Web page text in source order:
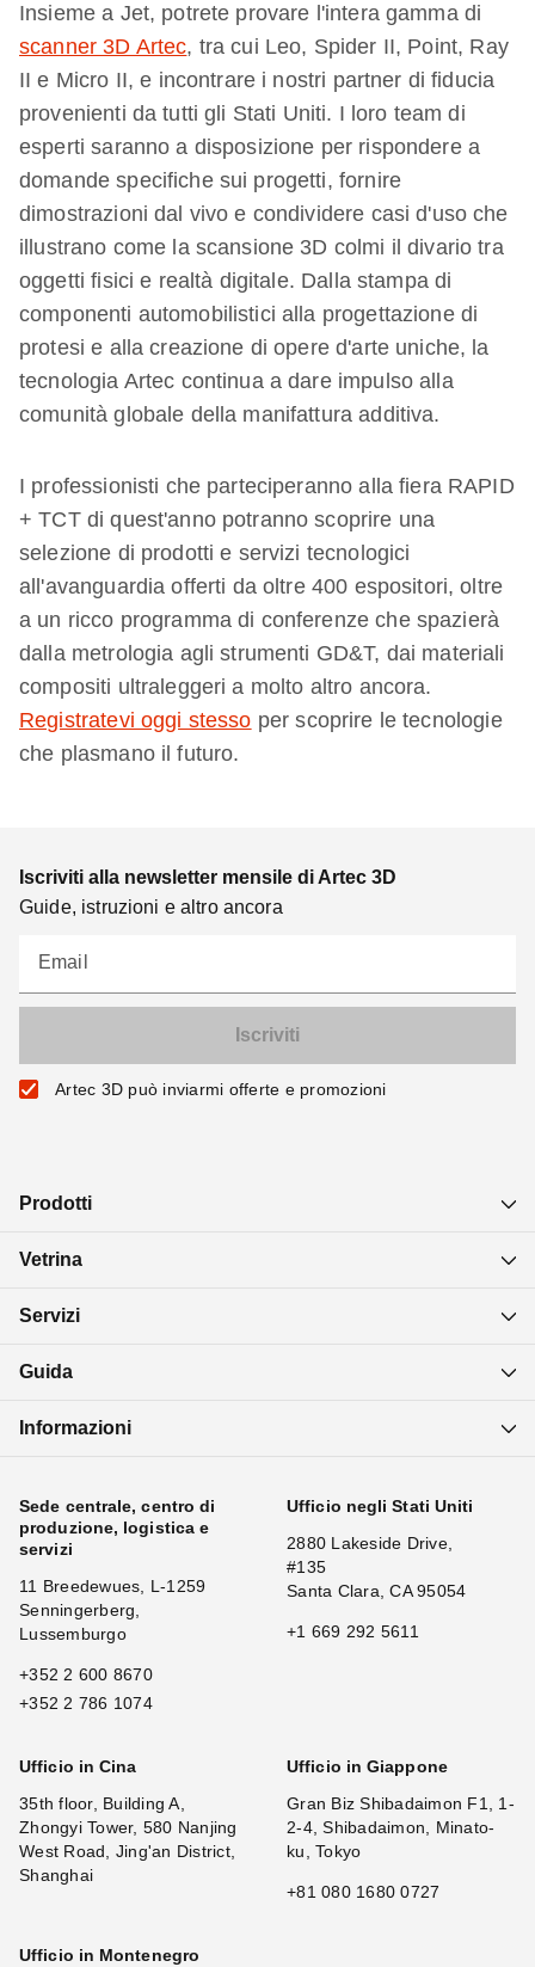
Insieme a Jet, potrete provare l'intera gamma di
scanner 3D Artec, tra cui Leo, Spider II, Point, Ray
II e Micro II, e incontrare i nostri partner di fiducia
provenienti da tutti gli Stati Uniti. I loro team di
esperti saranno a disposizione per rispondere a
domande specifiche sui progetti, fornire
dimostrazioni dal vivo e condividere casi d'uso che
illustrano come la scansione 3D colmi il divario tra
oggetti fisici e realtà digitale. Dalla stampa di
componenti automobilistici alla progettazione di
protesi e alla creazione di opere d'arte uniche, la
tecnologia Artec continua a dare impulso alla
comunità globale della manifattura additiva.
I professionisti che parteciperanno alla fiera RAPID
+ TCT di quest'anno potranno scoprire una
selezione di prodotti e servizi tecnologici
all'avanguardia offerti da oltre 400 espositori, oltre
a un ricco programma di conferenze che spazierà
dalla metrologia agli strumenti GD&T, dai materiali
compositi ultraleggeri a molto altro ancora.
Registratevi oggi stesso per scoprire le tecnologie
che plasmano il futuro.
Iscriviti alla newsletter mensile di Artec 3D
Guide, istruzioni e altro ancora
Email
Artec 3D può inviarmi offerte e promozioni
Prodotti
Vetrina
Servizi
Guida
Informazioni
Sede centrale, centro di
produzione, logistica e
servizi
11 Breedewues, L-1259
Senningerberg,
Lussemburgo
+352 2 600 8670
+352 2 786 1074
Ufficio negli Stati Uniti
2880 Lakeside Drive,
#135
Santa Clara, CA 95054
+1 669 292 5611
Ufficio in Cina
35th floor, Building A,
Zhongyi Tower, 580 Nanjing
West Road, Jing'an District,
Shanghai
Ufficio in Giappone
Gran Biz Shibadaimon F1, 1-
2-4, Shibadaimon, Minato-
ku, Tokyo
+81 080 1680 0727
Ufficio in Montenegro